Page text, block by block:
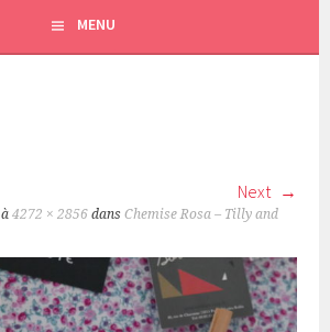
MENU
Next
à4272 × 2856 dansChemise Rosa – Tilly and